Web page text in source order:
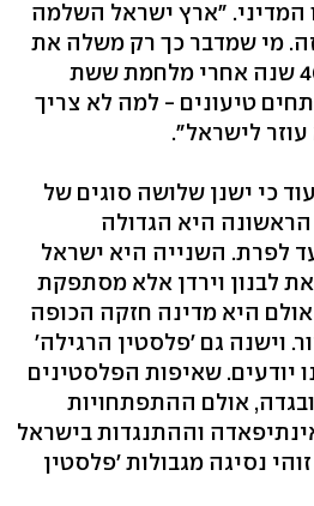
המדיני. "ארץ ישראל השלמה
מי שמדבר כך רק משלה את
עצמו", אמר. לדבריו, "40 שנה אחרי מלחמת ששת
טיעונים - למה לא צריך
לישראל".
כי ישנן שלושה סוגים של
היא הגדולה
לפרת. השנייה היא ישראל
לבנון וירדן אלא מסתפקת
היא מדינה חזקה הכופה
וישנה גם 'פלסטין הרגילה'
יודעים. שאיפות הפלסטינים
אולם ההתפתחויות
וההתנגדות בישראל
נסיגה מגבולות 'פלסטין